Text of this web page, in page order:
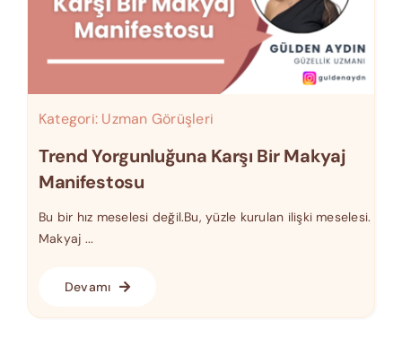
Kategori: Uzman Görüşleri
Trend Yorgunluğuna Karşı Bir Makyaj
Manifestosu
Bu bir hız meselesi değil.Bu, yüzle kurulan ilişki meselesi.
Makyaj ...
Devamı